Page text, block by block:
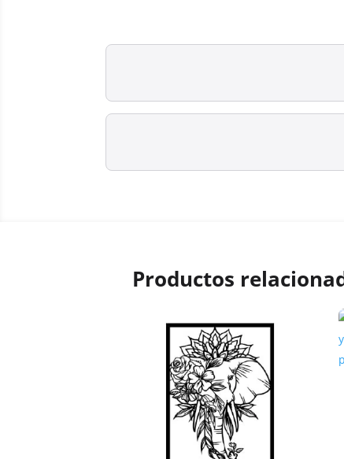
Productos